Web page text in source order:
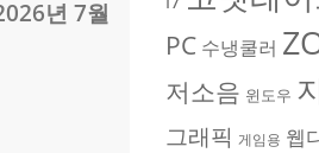
년 7월
PC 수냉쿨러
저소음 윈도우
그래픽 게임용 웹